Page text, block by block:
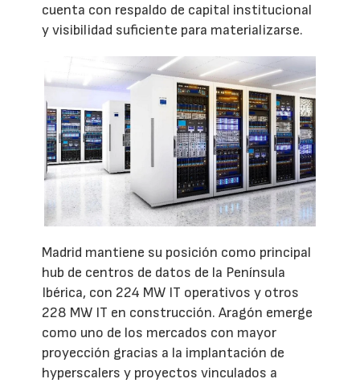
cuenta con respaldo de capital institucional
y visibilidad suficiente para materializarse.
Madrid mantiene su posición como principal
hub de centros de datos de la Península
Ibérica, con 224 MW IT operativos y otros
228 MW IT en construcción. Aragón emerge
como uno de los mercados con mayor
proyección gracias a la implantación de
hyperscalers y proyectos vinculados a